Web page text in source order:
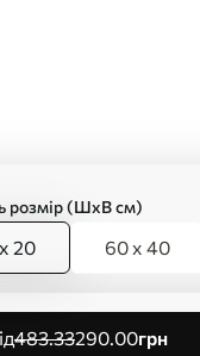
розмір (ШхВ см)
20 60 x 40
від483.33290.00грн